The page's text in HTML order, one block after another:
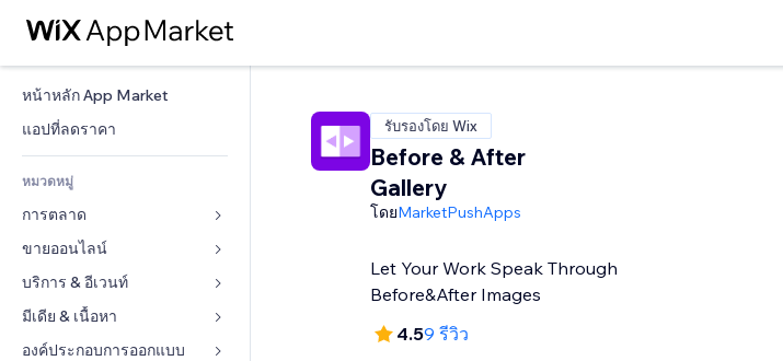
หน้าหลัก App Market
แอปที่ลดราคา
หมวดหมู่
การตลาด
โฆษณา
โทรศัพท์มือถือ
บทวิเคราะห์
โซเชียล
ขายออนไลน์
แอปสำหรับร้านค้า
การจัดส่ง & ส่งมอบสินค้า
ปุ่มการจำหน่าย
บริการ & อีเวนท์
โรงแรม
อีเวนท์
มีเดีย & เนื้อหา
แกลเลอรี
องค์ประกอบการออกแบบ
รับรองโดย Wix
Before & After
Gallery
โดยMarketPushApps
Let Your Work Speak Through
Before&After Images
4.59 รีวิว